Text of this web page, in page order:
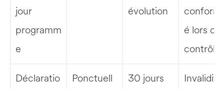
jour
programm
e
évolution
é lors
contrôle
Déclaratio
Ponctuell
30 jours
Invalidité